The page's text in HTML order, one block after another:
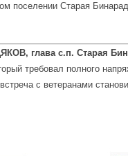
поселении Старая
глава с.п. Старая
требовал полного
с ветеранами